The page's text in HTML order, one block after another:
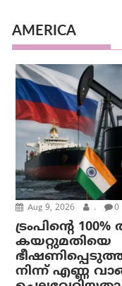
AMERICA
Aug 9, 2026 . 0
ട്രം‌പിന്റെ
കയറ്റുമതിയെ
നിന്ന് എണ്ണ